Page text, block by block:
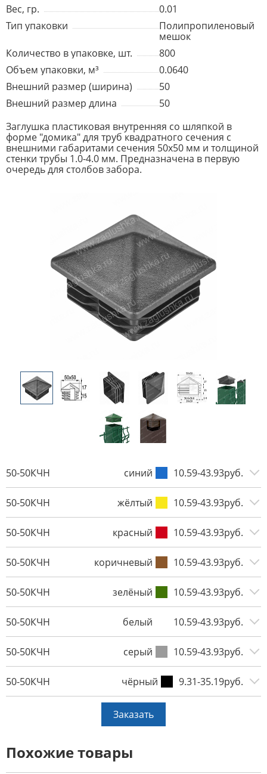
Вес, гр.
0.01
Тип упаковки
Полипропиленовый
мешок
Количество в упаковке, шт.
800
Объем упаковки, м³
0.0640
Внешний размер (ширина)
50
Внешний размер длина
50
Заглушка пластиковая внутренняя со шляпкой в
форме "домика" для труб квадратного сечения с
внешними габаритами сечения 50х50 мм и толщиной
стенки трубы 1.0-4.0 мм. Предназначена в первую
очередь для столбов забора.
50-50КЧН синий 10.59-43.93руб.
50-50КЧН жёлтый 10.59-43.93руб.
50-50КЧН красный 10.59-43.93руб.
50-50КЧН коричневый 10.59-43.93руб.
50-50КЧН зелёный 10.59-43.93руб.
50-50КЧН белый 10.59-43.93руб.
50-50КЧН серый 10.59-43.93руб.
50-50КЧН чёрный 9.31-35.19руб.
Заказать
Похожие товары